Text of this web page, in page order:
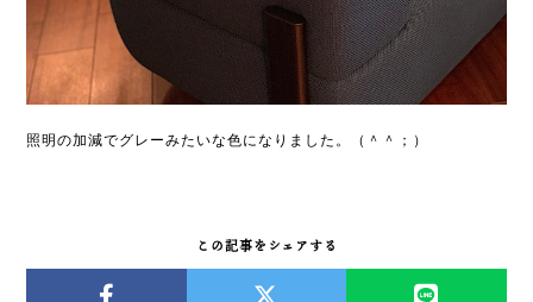
照明の加減でグレーみたいな色になりました。（＾＾；）
この記事をシェアする